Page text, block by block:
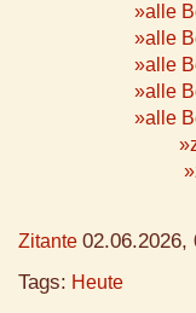
»alle
»alle
»alle
»alle
»alle
Zitante 02.06.2026,
Tags: Heute